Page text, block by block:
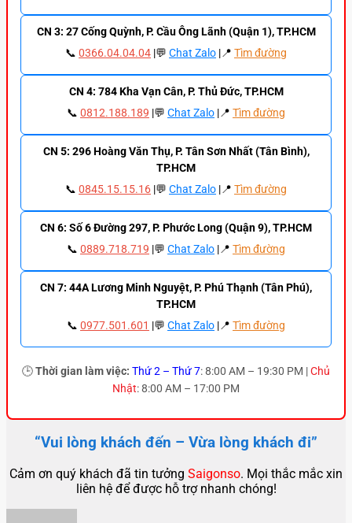
CN 3: 27 Cống Quỳnh, P. Cầu Ông Lãnh (Quận 1), TP.HCM
📞 0366.04.04.04 |💬 Chat Zalo |📍 Tìm đường
CN 4: 784 Kha Vạn Cân, P. Thủ Đức, TP.HCM
📞 0812.188.189 |💬 Chat Zalo |📍 Tìm đường
CN 5: 296 Hoàng Văn Thụ, P. Tân Sơn Nhất (Tân Bình),
TP.HCM
📞 0845.15.15.16 |💬 Chat Zalo |📍 Tìm đường
CN 6: Số 6 Đường 297, P. Phước Long (Quận 9), TP.HCM
📞 0889.718.719 |💬 Chat Zalo |📍 Tìm đường
CN 7: 44A Lương Minh Nguyệt, P. Phú Thạnh (Tân Phú),
TP.HCM
📞 0977.501.601 |💬 Chat Zalo |📍 Tìm đường
🕒Thời gian làm việc: Thứ 2 – Thứ 7: 8:00 AM – 19:30 PM |Chủ
Nhật: 8:00 AM – 17:00 PM
“Vui lòng khách đến – Vừa lòng khách đi”
Cảm ơn quý khách đã tin tưởng Saigonso. Mọi thắc mắc xin
liên hệ để được hỗ trợ nhanh chóng!